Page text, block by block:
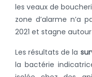
les veaux de
zone d’alarme n’a
2021 et stagne autour
Les résultats de la
la bactérie